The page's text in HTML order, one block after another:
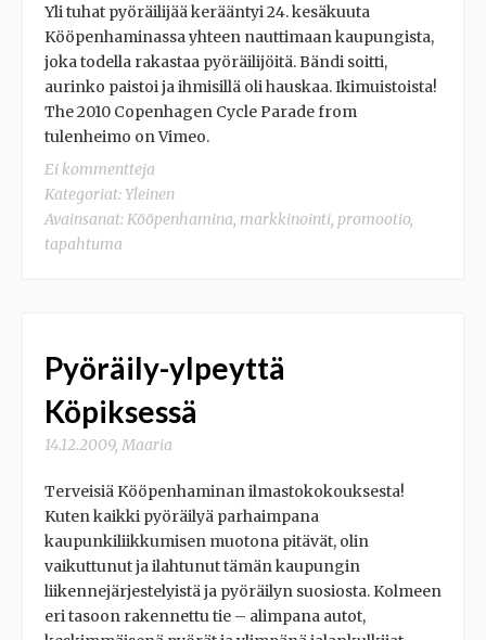
Yli tuhat pyöräilijää kerääntyi 24. kesäkuuta
Kööpenhaminassa yhteen nauttimaan kaupungista,
joka todella rakastaa pyöräilijöitä. Bändi soitti,
aurinko paistoi ja ihmisillä oli hauskaa. Ikimuistoista!
The 2010 Copenhagen Cycle Parade from
tulenheimo on Vimeo.
Ei kommentteja
Kategoriat: Yleinen
Avainsanat:Kööpenhamina, markkinointi, promootio,
tapahtuma
Pyöräily-ylpeyttä
Köpiksessä
14.12.2009, Maaria
Terveisiä Kööpenhaminan ilmastokokouksesta!
Kuten kaikki pyöräilyä parhaimpana
kaupunkiliikkumisen muotona pitävät, olin
vaikuttunut ja ilahtunut tämän kaupungin
liikennejärjestelyistä ja pyöräilyn suosiosta. Kolmeen
eri tasoon rakennettu tie – alimpana autot,